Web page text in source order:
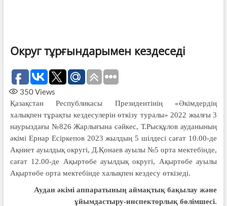
Округ тұрғындарымен кездеседі
350Views
Қазақстан Республикасы Президентінің «Әкімдердің
халықпен тұрақты кездесулерін өткізу туралы» 2022 жылғы 3
наурыздағы №826 Жарлығына сәйкес, Т.Рысқұлов ауданының
әкімі Ернар Есіркепов 2023 жылдың 5 шілдесі сағат 10.00-де
Ақниет ауылдық округі, Д.Қонаев ауылы №5 орта мектебінде,
сағат 12.00-де Ақыртөбе ауылдық округі, Ақыртөбе ауылы
Ақыртөбе орта мектебінде халықпен кездесу өткізеді.
Аудан әкімі аппаратының аймақтық бақылау және
ұйымдастыру-инспекторлық бөлімшесі.